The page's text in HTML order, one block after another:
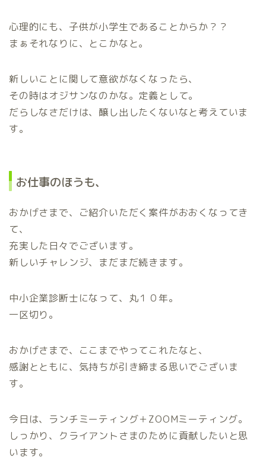
心理的にも、子供が小学生であることからか？？
まぁそれなりに、とこかなと。
新しいことに関して意欲がなくなったら、
その時はオジサンなのかな。定義として。
だらしなさだけは、醸し出したくないなと考えていま
す。
お仕事のほうも、
おかげさまで、ご紹介いただく案件がおおくなってき
て、
充実した日々でございます。
新しいチャレンジ、まだまだ続きます。
中小企業診断士になって、丸１０年。
一区切り。
おかげさまで、ここまでやってこれたなと、
感謝とともに、気持ちが引き締まる思いでございま
す。
今日は、ランチミーティング＋ZOOMミーティング。
しっかり、クライアントさまのために貢献したいと思
います。